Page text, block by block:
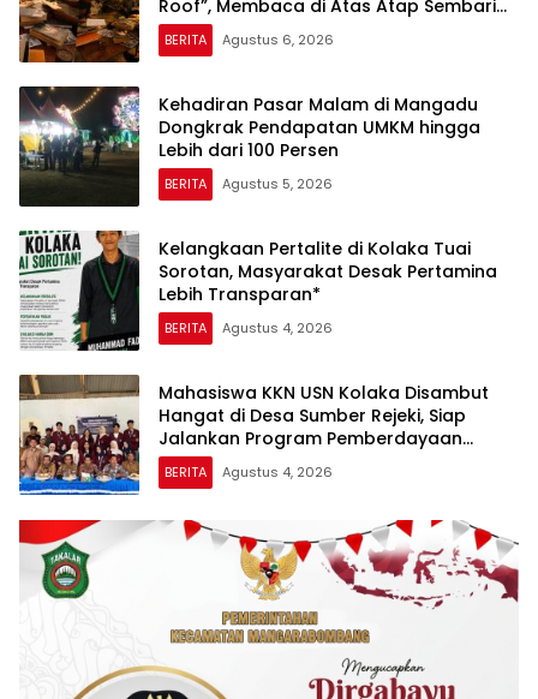
Roof”, Membaca di Atas Atap Sembari
Menikmati Senja
BERITA Agustus 6, 2026
Kehadiran Pasar Malam di Mangadu
Dongkrak Pendapatan UMKM hingga
Lebih dari 100 Persen
BERITA Agustus 5, 2026
Kelangkaan Pertalite di Kolaka Tuai
Sorotan, Masyarakat Desak Pertamina
Lebih Transparan*
BERITA Agustus 4, 2026
Mahasiswa KKN USN Kolaka Disambut
Hangat di Desa Sumber Rejeki, Siap
Jalankan Program Pemberdayaan
Masyarakat
BERITA Agustus 4, 2026